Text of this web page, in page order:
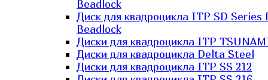
Beadlock
Диск для квадроцикла ITP SD Series
Beadlock
Диски для квадроцикла ITP
Диски для квадроцикла Delta Steel
Диски для квадроцикла ITP SS 212